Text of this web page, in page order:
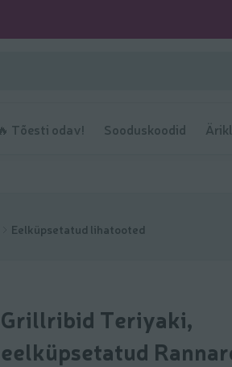
Tõesti odav! Sooduskoodid
Eelküpsetatud lihatooted
Grillribid Teriyaki,
eelküpsetatud